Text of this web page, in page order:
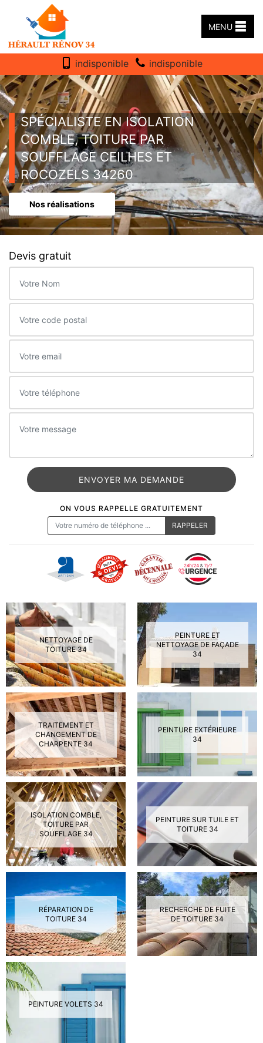
MENU
indisponible indisponible
SPÉCIALISTE EN ISOLATION
COMBLE, TOITURE PAR
SOUFFLAGE CEILHES ET
ROCOZELS 34260
Nos réalisations
Devis gratuit
ON VOUS RAPPELLE GRATUITEMENT
NETTOYAGE DE
TOITURE 34
PEINTURE ET
NETTOYAGE DE FAÇADE
34
TRAITEMENT ET
CHANGEMENT DE
CHARPENTE 34
PEINTURE EXTÉRIEURE
34
ISOLATION COMBLE,
TOITURE PAR
SOUFFLAGE 34
PEINTURE SUR TUILE ET
TOITURE 34
RÉPARATION DE
TOITURE 34
RECHERCHE DE FUITE
DE TOITURE 34
PEINTURE VOLETS 34